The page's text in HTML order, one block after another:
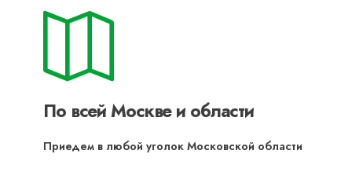
По всей Москве и области
Приедем в любой уголок Московской области